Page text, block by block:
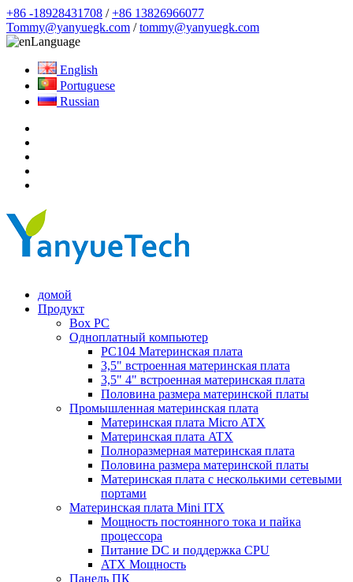
+86 -18928431708 /+86 13826966077
Tommy@yanyuegk.com /tommy@yanyuegk.com
Language
English
Portuguese
Russian
домой
Продукт
Box PC
Одноплатный компьютер
PC104 Материнская плата
3,5" встроенная материнская плата
3,5" 4" встроенная материнская плата
Половина размера материнской платы
Промышленная материнская плата
Материнская плата Micro ATX
Материнская плата ATX
Полноразмерная материнская плата
Половина размера материнской платы
Материнская плата с несколькими сетевыми
портами
Материнская плата Mini ITX
Мощность постоянного тока и пайка
процессора
Питание DC и поддержка CPU
ATX Мощность
Панель ПК